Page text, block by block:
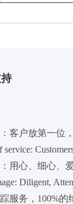
客户放第一位
service:
用心、细心、
Diligent,
服务，100%的